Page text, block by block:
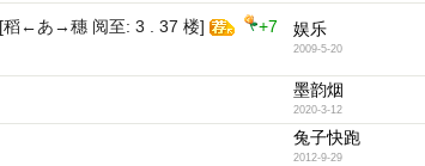
[稻←あ→穗 阅至: 3 . 37 楼]
+7
娱乐
2009-5-20
墨韵烟
2020-3-12
兔子快跑
2012-9-29